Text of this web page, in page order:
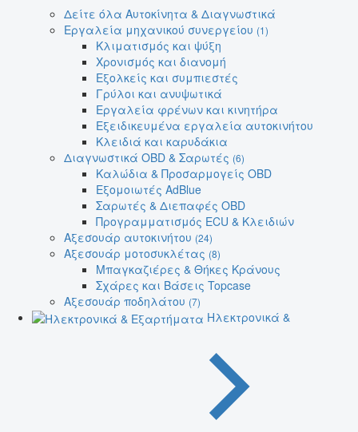
Δείτε όλα Αυτοκίνητα & Διαγνωστικά
Εργαλεία μηχανικού συνεργείου (1)
Κλιματισμός και ψύξη
Χρονισμός και διανομή
Εξολκείς και συμπιεστές
Γρύλοι και ανυψωτικά
Εργαλεία φρένων και κινητήρα
Εξειδικευμένα εργαλεία αυτοκινήτου
Κλειδιά και καρυδάκια
Διαγνωστικά OBD & Σαρωτές (6)
Καλώδια & Προσαρμογείς OBD
Εξομοιωτές AdBlue
Σαρωτές & Διεπαφές OBD
Προγραμματισμός ECU & Κλειδιών
Αξεσουάρ αυτοκινήτου (24)
Αξεσουάρ μοτοσυκλέτας (8)
Μπαγκαζιέρες & Θήκες Κράνους
Σχάρες και Βάσεις Topcase
Αξεσουάρ ποδηλάτου (7)
Ηλεκτρονικά &